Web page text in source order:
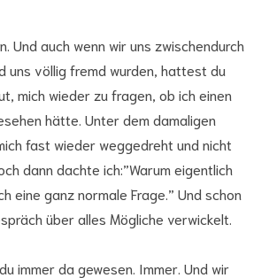
Und auch wenn wir uns zwischendurch
uns völlig fremd wurden, hattest du
mich wieder zu fragen, ob ich einen
hätte. Unter dem damaligen
fast wieder weggedreht und nicht
dann dachte ich:”Warum eigentlich
eine ganz normale Frage.” Und schon
über alles Mögliche verwickelt.
immer da gewesen. Immer. Und wir